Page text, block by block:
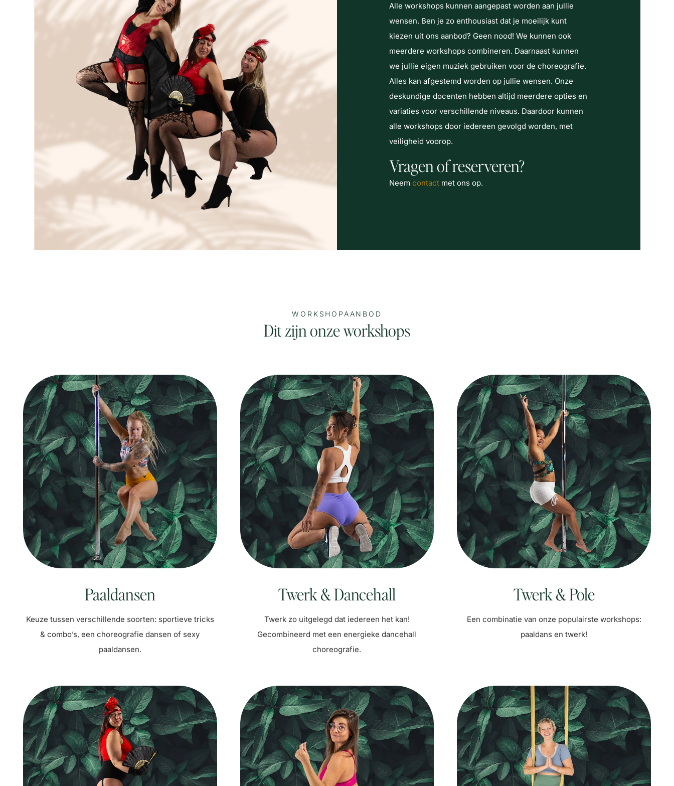
Alle workshops kunnen aangepast worden aan jullie
wensen. Ben je zo enthousiast dat je moeilijk kunt
kiezen uit ons aanbod? Geen nood! We kunnen ook
meerdere workshops combineren. Daarnaast kunnen
we jullie eigen muziek gebruiken voor de choreografie.
Alles kan afgestemd worden op jullie wensen. Onze
deskundige docenten hebben altijd meerdere opties en
variaties voor verschillende niveaus. Daardoor kunnen
alle workshops door iedereen gevolgd worden, met
veiligheid voorop.
Vragen of reserveren?
Neem contactmet ons op.
WORKSHOPAANBOD
Dit zijn onze workshops
Paaldansen
Keuze tussen verschillende soorten: sportieve tricks
& combo’s, een choreografie dansen of sexy
paaldansen.
Twerk & Dancehall
Twerk zo uitgelegd dat iedereen het kan!
Gecombineerd met een energieke dancehall
choreografie.
Twerk & Pole
Een combinatie van onze populairste workshops:
paaldans en twerk!